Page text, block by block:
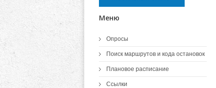
Меню
Опросы
Поиск маршрутов и кода остановок
Плановое расписание
Ссылки